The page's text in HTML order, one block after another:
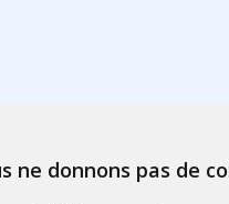
ne donnons pas de